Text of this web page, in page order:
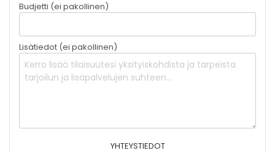
Budjetti (ei pakollinen)
Lisätiedot (ei pakollinen)
YHTEYSTIEDOT